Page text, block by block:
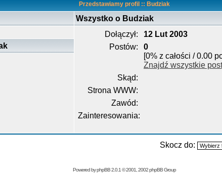
Przedstawiamy profil :: Budziak
Wszystko o Budziak
Dołączył:
12 Lut 2003
Postów:
0
[0% z całości / 0.00
Znajdź wszystkie
Skąd:
Strona WWW:
Zawód:
Zainteresowania:
Skocz do:
Powered byphpBB2.0.1 © 2001, 2002 phpBB Group